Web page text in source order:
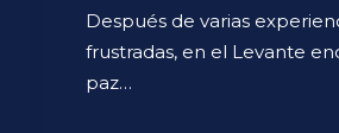
Después de varias
frustradas, en el Levante
paz…